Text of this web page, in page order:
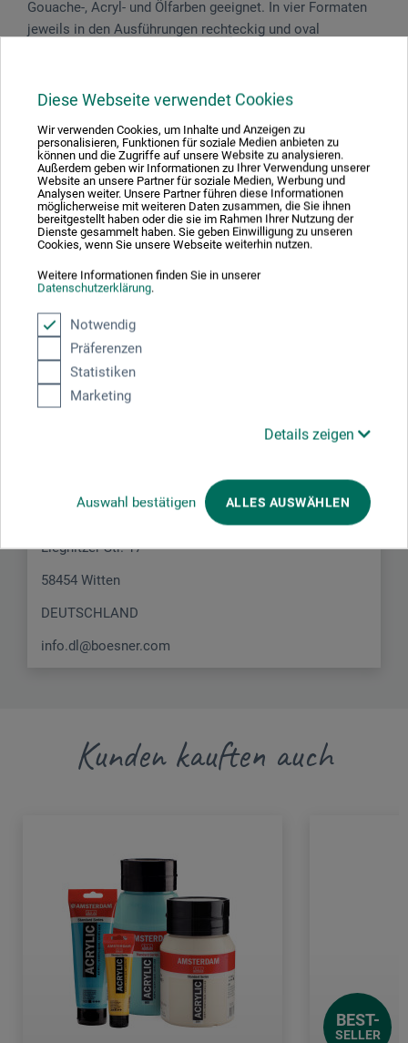
Diese Webseite verwendet Cookies
Wir verwenden Cookies, um Inhalte und Anzeigen zu
personalisieren, Funktionen für soziale Medien anbieten zu
können und die Zugriffe auf unsere Website zu analysieren.
Außerdem geben wir Informationen zu Ihrer Verwendung unserer
Website an unsere Partner für soziale Medien, Werbung und
Analysen weiter. Unsere Partner führen diese Informationen
möglicherweise mit weiteren Daten zusammen, die Sie ihnen
bereitgestellt haben oder die sie im Rahmen Ihrer Nutzung der
Dienste gesammelt haben. Sie geben Einwilligung zu unseren
Cookies, wenn Sie unsere Webseite weiterhin nutzen.
Weitere Informationen finden Sie in unserer
Datenschutzerklärung.
Notwendig
Präferenzen
Statistiken
Marketing
Details zeigen
Auswahl bestätigen ALLES AUSWÄHLEN
Gouache-, Acryl- und Ölfarben geeignet. In vier Formaten
jeweils in den Ausführungen rechteckig und oval
Produktbewertungen (0)
Schreiben Sie die erste Bewertung zu diesem Produkt
Hersteller-Kontakt
Hier finden Sie die Kontaktdaten des Herstellers zu
boesner GmbH distribution + logistics
Liegnitzer Str. 17
58454 Witten
DEUTSCHLAND
info.dl@boesner.com
Kunden kauften auch
BEST-
SELLER